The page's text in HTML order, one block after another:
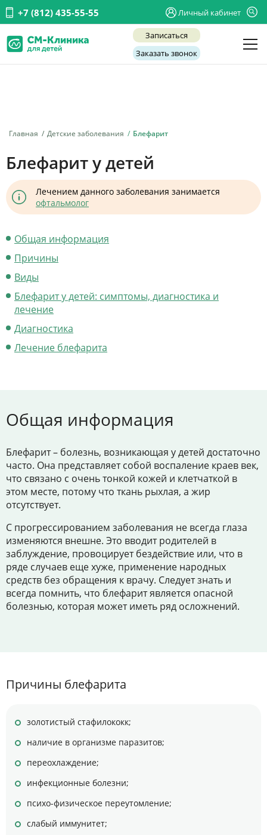
+7 (812) 435-55-55 Личный кабинет
Записаться
Заказать звонок
Главная Детские заболевания Блефарит
Блефарит у детей
Лечением данного заболевания занимается
офтальмолог
Общая информация
Причины
Виды
Блефарит у детей: симптомы, диагностика и
лечение
Диагностика
Лечение блефарита
Общая информация
Блефарит – болезнь, возникающая у детей достаточно
часто. Она представляет собой воспаление краев век,
что связано с очень тонкой кожей и клетчаткой в
этом месте, потому что ткань рыхлая, а жир
отсутствует.
С прогрессированием заболевания не всегда глаза
изменяются внешне. Это вводит родителей в
заблуждение, провоцирует бездействие или, что в
ряде случаев еще хуже, применение народных
средств без обращения к врачу. Следует знать и
всегда помнить, что блефарит является опасной
болезнью, которая может иметь ряд осложнений.
Причины блефарита
золотистый стафилококк;
наличие в организме паразитов;
переохлаждение;
инфекционные болезни;
психо-физическое переутомление;
слабый иммунитет;
Услуги
Заболевания
О нас
Отзывы
Контакты
Личный кабинет
Записаться на приём